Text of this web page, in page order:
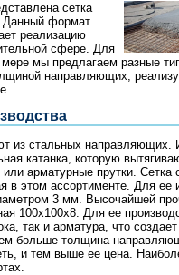
сетка
Данный формат
реализацию
сфере. Для
мы предлагаем разные
направляющих,
из стальных направляющих.
катанка, которую
арматурные прутки. Сетка
в этом ассортименте. Для ее
3 мм. Высочайшей
100х100х8. Для ее
так и арматура, что
больше толщина
и тем выше ее цена.